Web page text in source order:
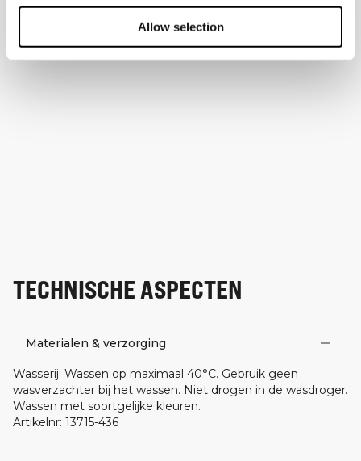
Allow selection
TECHNISCHE ASPECTEN
Materialen & verzorging
Wasserij: Wassen op maximaal 40°C. Gebruik geen
wasverzachter bij het wassen. Niet drogen in de wasdroger.
Wassen met soortgelijke kleuren.
Artikelnr: 13715-436